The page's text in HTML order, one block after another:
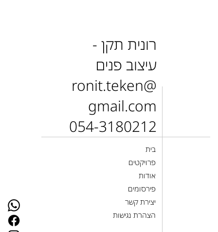
בית
פרויקטים
אודות
פירסומים
יצירת קשר
הצהרת נגישות
רונית תקן -
עיצוב פנים
ronit.teken@
gmail.com
054-3180212